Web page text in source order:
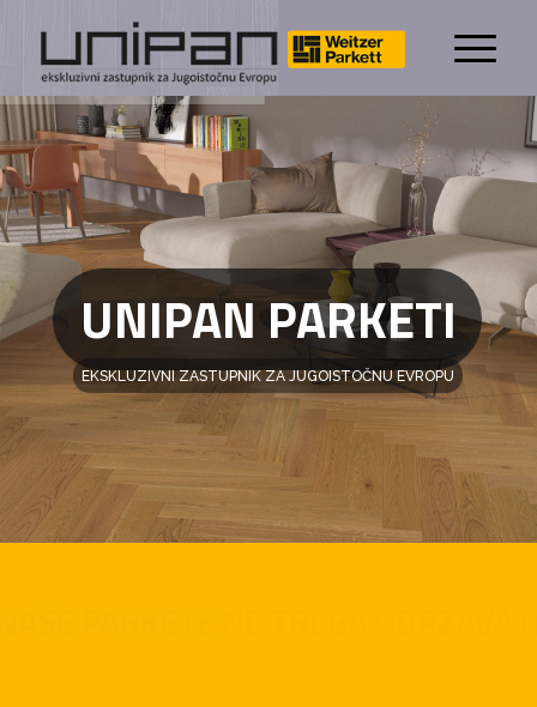
UNIPAN PARKETI
EKSKLUZIVNI ZASTUPNIK ZA JUGOISTOČNU EVROPU